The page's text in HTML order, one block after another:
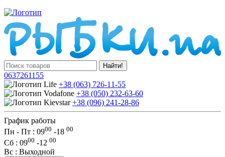
Найти!
0637261155
+38 (063) 726-11-55
+38 (050) 232-63-60
+38 (096) 241-28-86
График работы
Пн - Пт : 0900 -18 00
Сб : 0900 -12 00
Вс : Выходной